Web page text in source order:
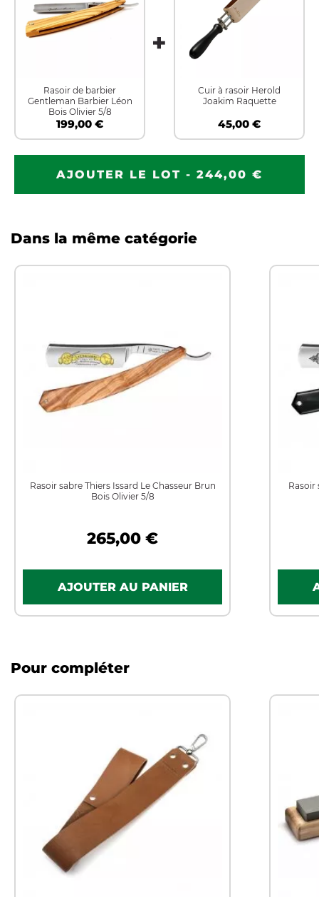
Rasoir de barbier
Gentleman Barbier Léon
Bois Olivier 5/8
199,00 €
Cuir à rasoir Herold
Joakim Raquette
45,00 €
AJOUTER LE LOT - 244,00 €
Dans la même catégorie
Rasoir sabre Thiers Issard Le Chasseur Brun
Bois Olivier 5/8
265,00 €
Rasoir
Pour compléter